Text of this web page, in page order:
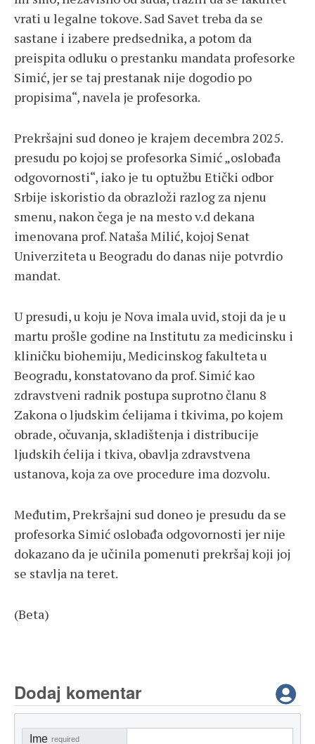
vrati u legalne tokove. Sad Savet treba da se
sastane i izabere predsednika, a potom da
preispita odluku o prestanku mandata profesorke
Simić, jer se taj prestanak nije dogodio po
propisima“, navela je profesorka.
Prekršajni sud doneo je krajem decembra 2025.
presudu po kojoj se profesorka Simić „oslobađa
odgovornosti“, iako je tu optužbu Etički odbor
Srbije iskoristio da obrazloži razlog za njenu
smenu, nakon čega je na mesto v.d dekana
imenovana prof. Nataša Milić, kojoj Senat
Univerziteta u Beogradu do danas nije potvrdio
mandat.
U presudi, u koju je Nova imala uvid, stoji da je u
martu prošle godine na Institutu za medicinsku i
kliničku biohemiju, Medicinskog fakulteta u
Beogradu, konstatovano da prof. Simić kao
zdravstveni radnik postupa suprotno članu 8
Zakona o ljudskim ćelijama i tkivima, po kojem
obrade, očuvanja, skladištenja i distribucije
ljudskih ćelija i tkiva, obavlja zdravstvena
ustanova, koja za ove procedure ima dozvolu.
Međutim, Prekršajni sud doneo je presudu da se
profesorka Simić oslobađa odgovornosti jer nije
dokazano da je učinila pomenuti prekršaj koji joj
se stavlja na teret.
(Beta)
Dodaj komentar
Ime required